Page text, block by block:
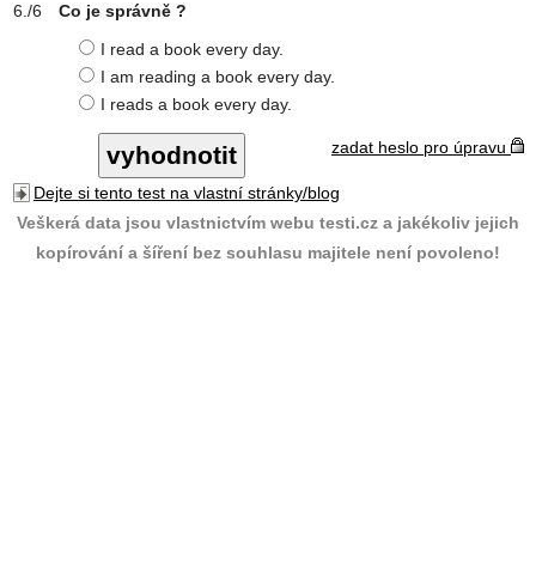
Co je správně ?
I read a book every day.
I am reading a book every day.
I reads a book every day.
zadat heslo pro úpravu
Dejte si tento test na vlastní stránky/blog
Veškerá data jsou vlastnictvím webu testi.cz a jakékoliv jejich
kopírování a šíření bez souhlasu majitele není povoleno!